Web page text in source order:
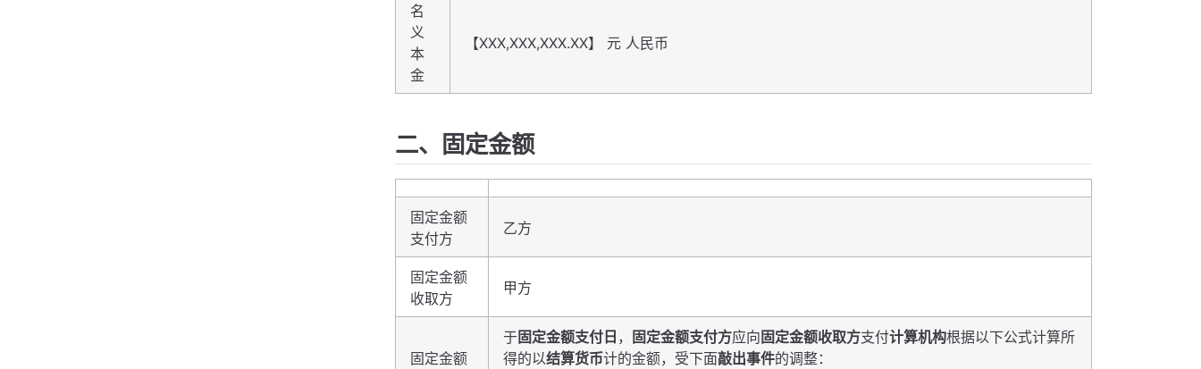
名
义
本
金
【XXX,XXX,XXX.XX】 元 人民币
二、固定金额
固定金额
支付方
乙方
固定金额
收取方
甲方
固定金额
于固定金额支付日 ， 固定金额支付方应向固定金额收取方支付计算机构根据以下公式计算所
得的以结算货币计的金额，受下面敲出事件的调整：